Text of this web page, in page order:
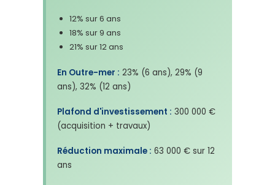
12% sur 6 ans
18% sur 9 ans
21% sur 12 ans
En Outre-mer : 23% (6 ans), 29% (9
ans), 32% (12 ans)
Plafond d'investissement : 300 000 €
(acquisition + travaux)
Réduction maximale : 63 000 € sur 12
ans